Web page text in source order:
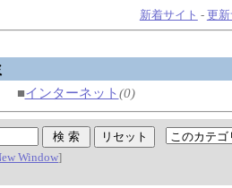
新着サイト - 更
■インターネット (0)
Window]